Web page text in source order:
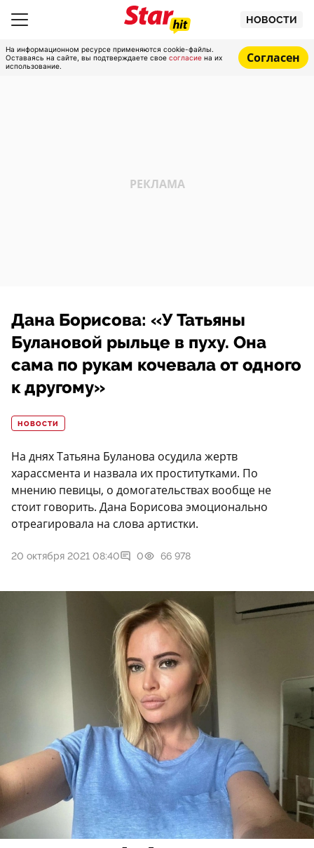
НОВОСТИ
На информационном ресурсе применяются cookie-файлы.
Оставаясь на сайте, вы подтверждаете свое согласие на их
использование.
Согласен
Дана Борисова: «У Татьяны
Булановой рыльце в пуху. Она
сама по рукам кочевала от одного
к другому»
НОВОСТИ
На днях Татьяна Буланова осудила жертв
харассмента и назвала их проститутками. По
мнению певицы, о домогательствах вообще не
стоит говорить. Дана Борисова эмоционально
отреагировала на слова артистки.
20 октября 2021 08:40 0 66 978